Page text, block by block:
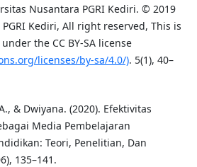
Nusantara PGRI Kediri. © 2019
Kediri, All right reserved, This is
the CC BY-SA license
licenses/by-sa/4.0/). 5(1), 40–
& Dwiyana. (2020). Efektivitas
Media Pembelajaran
Teori, Penelitian, Dan
135–141.